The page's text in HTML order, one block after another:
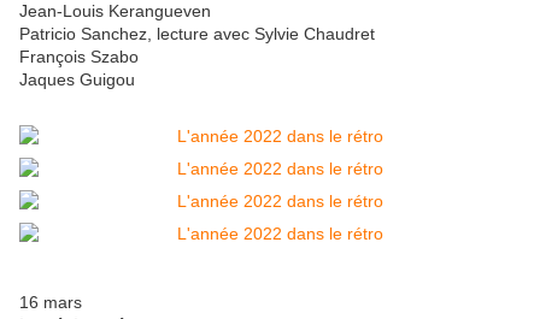
Jean-Louis Kerangueven
Patricio Sanchez, lecture avec Sylvie Chaudret
François Szabo
Jaques Guigou
16 mars